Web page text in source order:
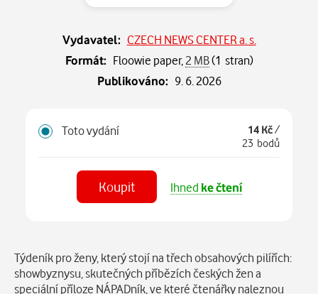
Vydavatel: CZECH NEWS CENTER a. s.
Formát: Floowie paper, 2 MB(1 stran)
Publikováno: 9. 6. 2026
Toto vydání 14 Kč/
23 bodů
Koupit Ihned ke čtení
Popis
Týdeník pro ženy, který stojí na třech obsahových pilířích:
showbyznysu, skutečných příbězích českých žen a
speciální příloze NÁPADník, ve které čtenářky naleznou